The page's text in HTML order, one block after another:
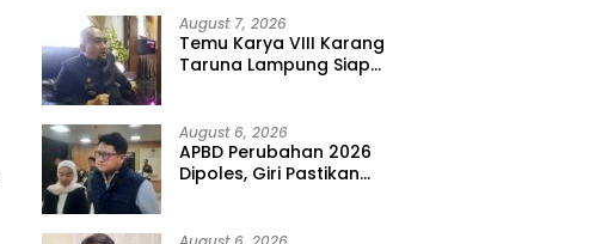
August 7, 2026
Temu Karya VIII Karang
Taruna Lampung Siap
August 6, 2026
APBD Perubahan 2026
Dipoles, Giri Pastikan